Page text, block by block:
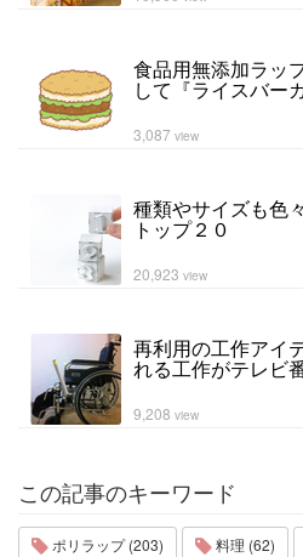
食品用無添加ラッ
して『ライスバー
3,087 view
種類やサイズも色
トップ２０
20,923 view
再利用の工作アイ
れる工作がテレビ
9,208 view
この記事のキーワード
ポリラップ (203) 料理 (62)